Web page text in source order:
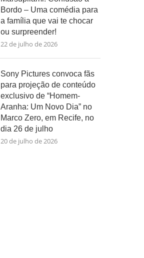
Bordo – Uma comédia para
a família que vai te chocar
ou surpreender!
22 de julho de 2026
Sony Pictures convoca fãs
para projeção de conteúdo
exclusivo de “Homem-
Aranha: Um Novo Dia” no
Marco Zero, em Recife, no
dia 26 de julho
20 de julho de 2026